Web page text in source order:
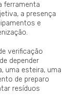
ferramenta
a presença
e
verificação
depender
uma esteira, uma
de preparo
resíduos